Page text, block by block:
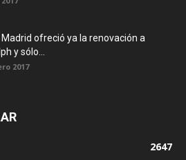
Madrid ofreció ya la renovación a
y sólo...
2017
2647